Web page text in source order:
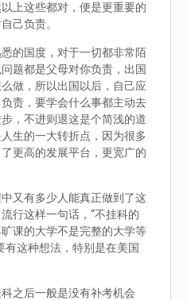
上这些都对，便是更重要的
己负责。
的国度，对于一切都非常陌
题都是父母对你负责，出国
做，所以出国以后，自己应
责，要学会什么事都主动去
，不进则退这是个简浅的道
生的一大转折点，因为很多
更高的发展平台，更宽广的
又有多少人能真正做到了这
行这样一句话，“不挂科的
课的大学不是完整的大学等
有这种想法，特别是在美国
之后一般是没有补考机会